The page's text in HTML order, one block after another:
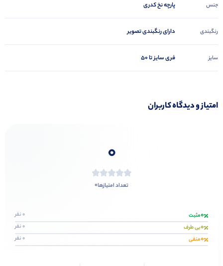
جنس پارچه نخ کدری
رنگبندی دارای رنگبندی تصویر
سایز فری سایز تا 50
امتیاز و دیدگاه کاربران
0
تعداد امتیازها0
0مثبت 0 نفر
0بی طرف 0 نفر
0منفی 0 نفر